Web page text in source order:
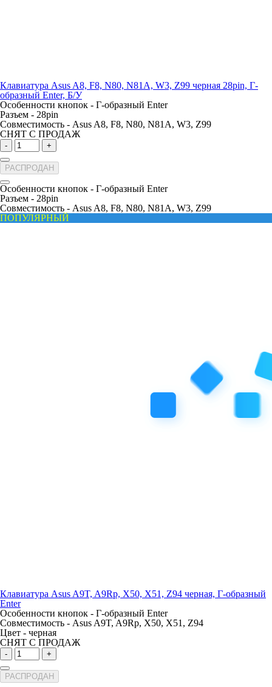
Клавиатура Asus A8, F8, N80, N81A, W3, Z99 черная 28pin, Г-
образный Enter, Б/У
Особенности кнопок - Г-образный Enter
Разъем - 28pin
Совместимость - Asus A8, F8, N80, N81A, W3, Z99
СНЯТ С ПРОДАЖ
- +
РАСПРОДАН
Особенности кнопок - Г-образный Enter
Разъем - 28pin
Совместимость - Asus A8, F8, N80, N81A, W3, Z99
ПОПУЛЯРНЫЙ
Клавиатура Asus A9T, A9Rp, X50, X51, Z94 черная, Г-образный
Enter
Особенности кнопок - Г-образный Enter
Совместимость - Asus A9T, A9Rp, X50, X51, Z94
Цвет - черная
СНЯТ С ПРОДАЖ
- +
РАСПРОДАН